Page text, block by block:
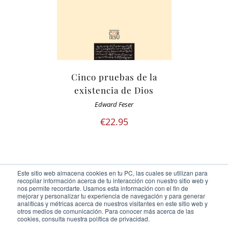
Este sitio web almacena cookies en tu PC, las cuales se utilizan para
recopilar información acerca de tu interacción con nuestro sitio web y
nos permite recordarte. Usamos esta información con el fin de
mejorar y personalizar tu experiencia de navegación y para generar
analíticas y métricas acerca de nuestros visitantes en este sitio web y
otros medios de comunicación. Para conocer más acerca de las
cookies, consulta nuestra política de privacidad.
Cinco pruebas de la
existencia de Dios
Edward Feser
€22.95
Ediciones Cor Iesu Copyright 2020 |id digital agency